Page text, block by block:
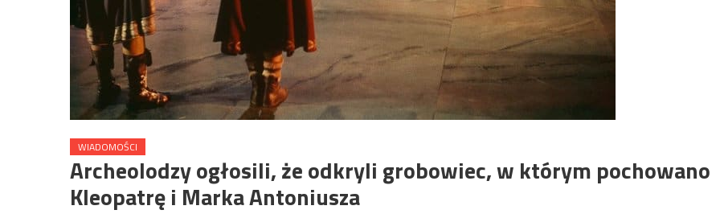
WIADOMOŚCI
Archeolodzy ogłosili, że odkryli grobowiec, w którym pochowano
Kleopatrę i Marka Antoniusza